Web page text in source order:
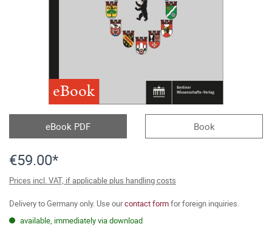
eBook
eBook PDF Book
€59.00*
Prices incl. VAT, if applicable plus handling costs
Delivery to Germany only. Use ourcontact formfor foreign inquiries.
available, immediately via download